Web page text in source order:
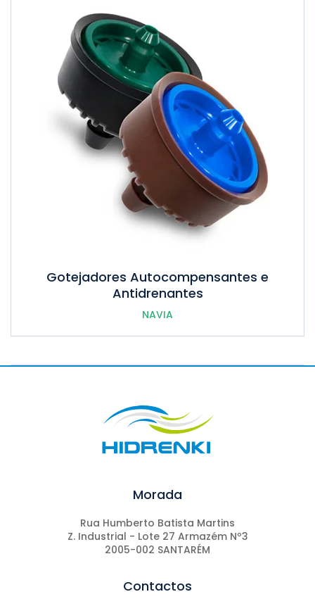
Gotejadores Autocompensantes e
Antidrenantes
NAVIA
Morada
Rua Humberto Batista Martins
Z. Industrial - Lote 27 Armazém Nº3
2005-002 SANTARÉM
Contactos